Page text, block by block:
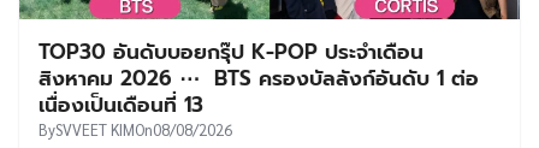
TOP30 อันดับบอยกรุ๊ป K-POP ประจำเดือน
สิงหาคม 2026 ⋯ BTS ครองบัลลังก์อันดับ 1 ต่อ
เนื่องเป็นเดือนที่ 13
BySVVEET KIMOn08/08/2026